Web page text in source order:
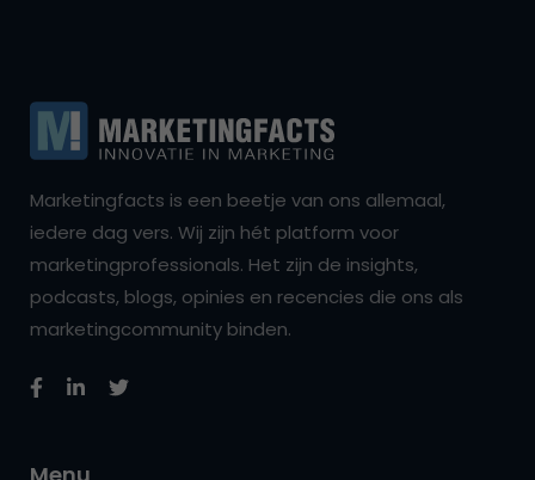
Marketingfacts is een beetje van ons allemaal,
iedere dag vers. Wij zijn hét platform voor
marketingprofessionals. Het zijn de insights,
podcasts, blogs, opinies en recencies die ons als
marketingcommunity binden.